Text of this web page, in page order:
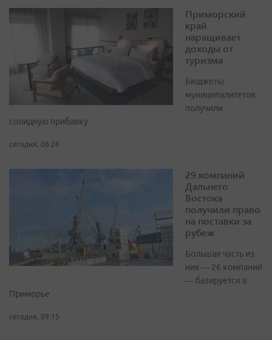
Приморский
край
наращивает
доходы от
туризма
Бюджеты
муниципалитетов
получили
солидную прибавку
сегодня, 06:26
29 компаний
Дальнего
Востока
получили право
на поставки за
рубеж
Большая часть из
них — 26 компаний
— базируется в
Приморье
сегодня, 09:15